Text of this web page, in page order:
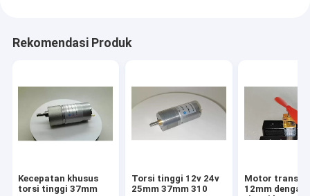
Rekomendasi Produk
Kecepatan khusus
torsi tinggi 37mm
Torsi tinggi 12v 24v
25mm 37mm 310
Motor
12mm